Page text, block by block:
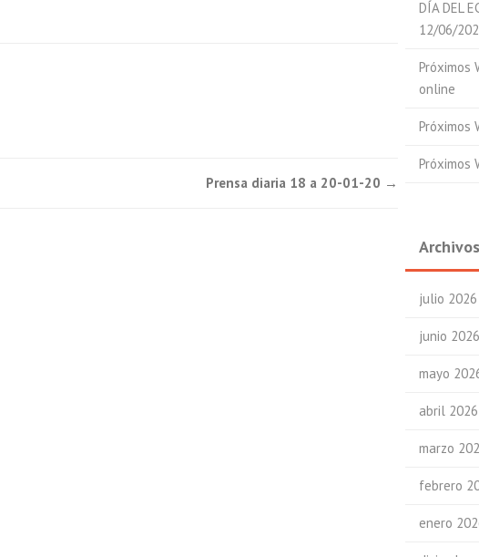
Prensa diaria 18 a 20-01-20 →
DÍA DEL
12/06/
Próximos
online
Próximos
Próximos
Archivos
julio 2026
junio 2026
mayo
abril 2026
marzo
febrero
enero